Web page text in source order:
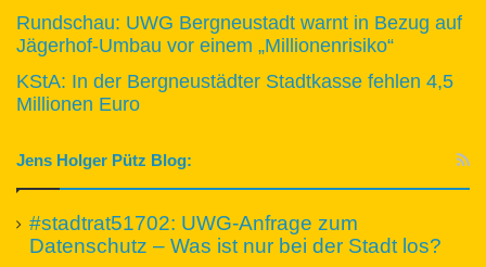
Rundschau: UWG Bergneustadt warnt in Bezug auf
Jägerhof-Umbau vor einem „Millionenrisiko“
KStA: In der Bergneustädter Stadtkasse fehlen 4,5
Millionen Euro
Jens Holger Pütz Blog:
#stadtrat51702: UWG-Anfrage zum
Datenschutz – Was ist nur bei der Stadt los?